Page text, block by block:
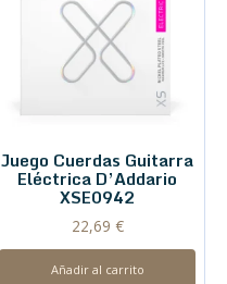
Juego Cuerdas Guitarra
Eléctrica D’Addario
XSE0942
22,69 €
Añadir al carrito